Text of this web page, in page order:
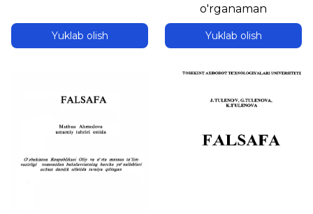
Yuklab olish
o'rganaman
Yuklab olish